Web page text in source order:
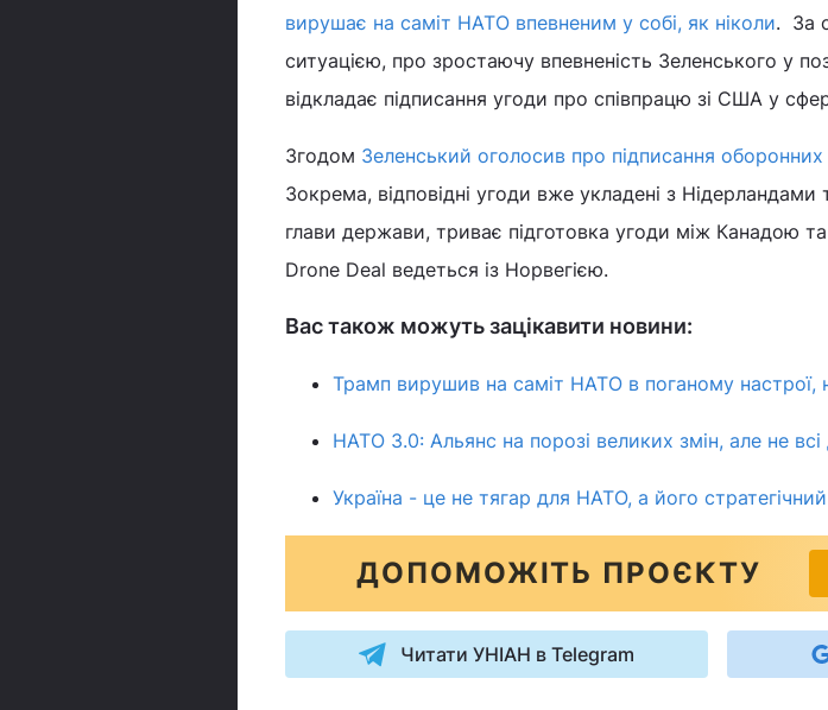
вирушає на саміт НАТО впевненим у собі, як ніколи. За
ситуацією, про зростаючу впевненість Зеленського у
відкладає підписання угоди про співпрацю зі США у
Згодом Зеленський оголосив про підписання оборонних
Зокрема, відповідні угоди вже укладені з
глави держави, триває підготовка угоди між Канадою
Drone Deal ведеться із Норвегією.
Вас також можуть зацікавити новини:
Трамп вирушив на саміт НАТО в поганому настрої,
НАТО 3.0: Альянс на порозі великих змін, але не
Україна - це не тягар для НАТО, а його
ДОПОМОЖІТЬ ПРОЄКТУ
Читати УНІАН в Telegram